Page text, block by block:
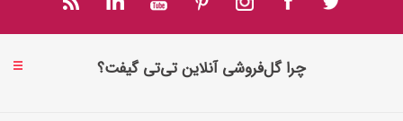
چرا گل‌فروشی آنلاین تی‌تی گیفت؟